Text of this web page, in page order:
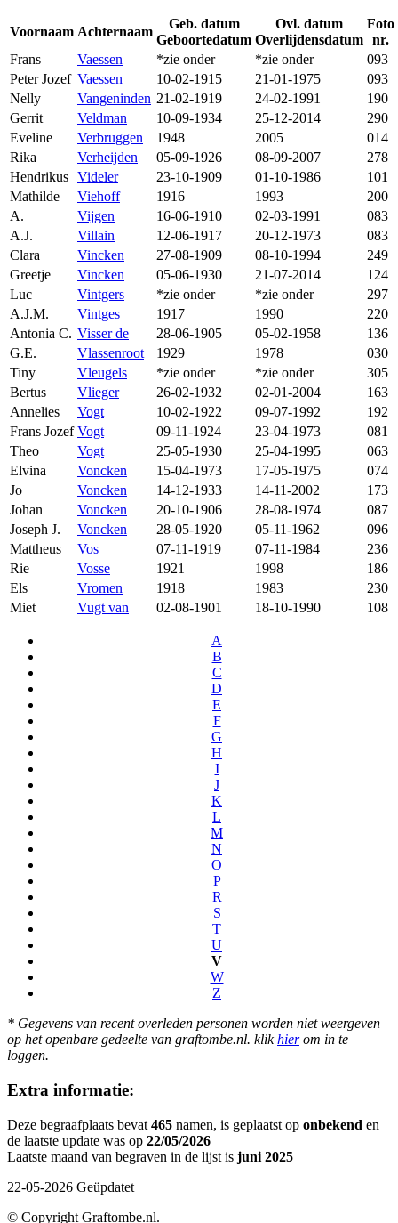
Voornaam Achternaam
Geb. datum
Geboortedatum
Ovl. datum
Overlijdensdatum
Foto
nr.
Frans
Vaessen *zie onder *zie onder
093
Peter Jozef Vaessen 10-02-1915 21-01-1975
093
Nelly
Vangeninden 21-02-1919 24-02-1991
190
Gerrit
Veldman 10-09-1934 25-12-2014
290
Eveline
Verbruggen 1948 2005
014
Rika
Verheijden 05-09-1926 08-09-2007
278
Hendrikus Videler 23-10-1909 01-10-1986
101
Mathilde
Viehoff 1916 1993
200
A.
Vijgen 16-06-1910 02-03-1991
083
A.J.
Villain 12-06-1917 20-12-1973
083
Clara
Vincken 27-08-1909 08-10-1994
249
Greetje
Vincken 05-06-1930 21-07-2014
124
Luc
Vintgers *zie onder *zie onder
297
A.J.M.
Vintges 1917 1990
220
Antonia C. Visser de 28-06-1905 05-02-1958
136
G.E.
Vlassenroot 1929 1978
030
Tiny
Vleugels *zie onder *zie onder
305
Bertus
Vlieger 26-02-1932 02-01-2004
163
Annelies
Vogt 10-02-1922 09-07-1992
192
Frans Jozef Vogt 09-11-1924 23-04-1973
081
Theo
Vogt 25-05-1930 25-04-1995
063
Elvina
Voncken 15-04-1973 17-05-1975
074
Jo
Voncken 14-12-1933 14-11-2002
173
Johan
Voncken 20-10-1906 28-08-1974
087
Joseph J.
Voncken 28-05-1920 05-11-1962
096
Mattheus
Vos 07-11-1919 07-11-1984
236
Rie
Vosse 1921 1998
186
Els
Vromen 1918 1983
230
Miet
Vugt van 02-08-1901 18-10-1990 108
A
B
C
D
E
F
G
H
I
J
K
L
M
N
O
P
R
S
T
U
V
W
Z
* Gegevens van recent overleden personen worden niet weergeven
op het openbare gedeelte van graftombe.nl. klikhierom in te
loggen.
Extra informatie:
Deze begraafplaats bevat 465 namen, is geplaatst op onbekend en
de laatste update was op 22/05/2026
Laatste maand van begraven in de lijst is juni 2025
22-05-2026 Geüpdatet
© Copyright Graftombe.nl.